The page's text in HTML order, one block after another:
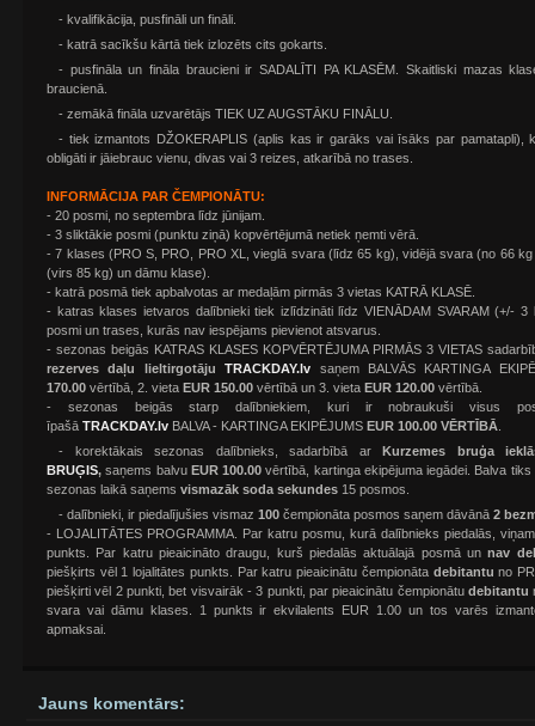
- kvalifikācija, pusfināli un fināli.
- katrā sacīkšu kārtā tiek izlozēts cits gokarts.
- pusfināla un fināla braucieni ir SADALĪTI PA KLASĒM. Skaitliski mazas
braucienā.
- zemākā fināla uzvarētājs TIEK UZ AUGSTĀKU FINĀLU.
- tiek izmantots DŽOKERAPLIS (aplis kas ir garāks vai īsāks par pamatapli),
obligāti ir jāiebrauc vienu, divas vai 3 reizes, atkarībā no trases.
INFORMĀCIJA PAR ČEMPIONĀTU:
- 20 posmi, no septembra līdz jūnijam.
- 3 sliktākie posmi (punktu ziņā) kopvērtējumā netiek ņemti vērā.
- 7 klases (PRO S, PRO, PRO XL, vieglā svara (līdz 65 kg), vidējā svara (no 66
(virs 85 kg) un dāmu klase).
- katrā posmā tiek apbalvotas ar medaļām pirmās 3 vietas KATRĀ KLASĒ.
- katras klases ietvaros dalībnieki tiek izlīdzināti līdz VIENĀDAM SVARAM (+/-
posmi un trases, kurās nav iespējams pievienot atsvarus.
- sezonas beigās KATRAS KLASES KOPVĒRTĒJUMA PIRMĀS 3 VIETAS
rezerves daļu lieltirgotāju
TRACKDAY.lv saņem BALVĀS KARTINGA
170.00 vērtībā, 2. vieta EUR 150.00 vērtībā un 3. vieta EUR 120.00 vērtībā.
- sezonas beigās starp dalībniekiem, kuri ir nobraukuši visus
īpašā TRACKDAY.lv BALVA - KARTINGA EKIPĒJUMS EUR 100.00 VĒRTĪBĀ
-
korektākais sezonas dalībnieks, sadarbībā ar
Kurzemes bruģa
BRUĢIS, saņems balvuEUR100.00vērtībā, kartinga ekipējuma iegādei. Balva
sezonas laikā saņems vismazāk soda sekundes 15 posmos.
- dalībnieki, ir piedalījušies vismaz 100 čempionāta posmos saņem dāvānā 2
- LOJALITĀTES PROGRAMMA. Par katru posmu, kurā dalībnieks piedalās,
punkts. Par katru pieaicināto draugu, kurš piedalās aktuālajā posmā unnav
piešķirts vēl 1 lojalitātes punkts. Par katru pieaicinātu čempionāta debitantu no
piešķirti vēl 2 punkti, bet visvairāk - 3 punkti, par pieaicinātu čempionātu debitantu
svara vai dāmu klases. 1 punkts ir ekvilalents EUR 1.00 un tos varēs
apmaksai.
Jauns komentārs: